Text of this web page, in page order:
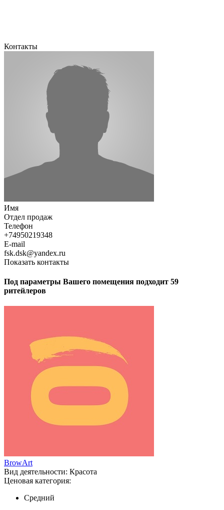
Контакты
Имя
Отдел продаж
Телефон
+74950219348
E-mail
fsk.dsk@yandex.ru
Показать контакты
Под параметры Вашего помещения подходит 59
ритейлеров
BrowArt
Вид деятельности: Красота
Ценовая категория:
Средний